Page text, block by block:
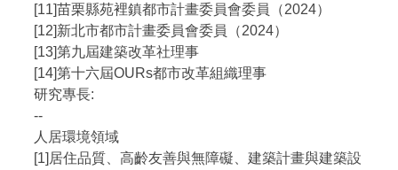
[11]苗栗縣苑裡鎮都市計畫委員會委員（2024）
[12]新北市都市計畫委員會委員（2024）
[13]第九屆建築改革社理事
[14]第十六屆OURs都市改革組織理事
研究專長:
--
人居環境領域
[1]居住品質、高齡友善與無障礙、建築計畫與建築設